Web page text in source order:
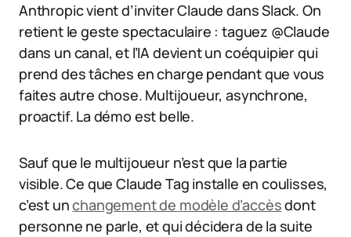
Anthropic vient d’inviter Claude dans Slack. On
retient le geste spectaculaire : taguez @Claude
dans un canal, et l’IA devient un coéquipier qui
prend des tâches en charge pendant que vous
faites autre chose. Multijoueur, asynchrone,
proactif. La démo est belle.
Sauf que le multijoueur n’est que la partie
visible. Ce que Claude Tag installe en coulisses,
c’est unchangement de modèle d’accèsdont
personne ne parle, et qui décidera de la suite